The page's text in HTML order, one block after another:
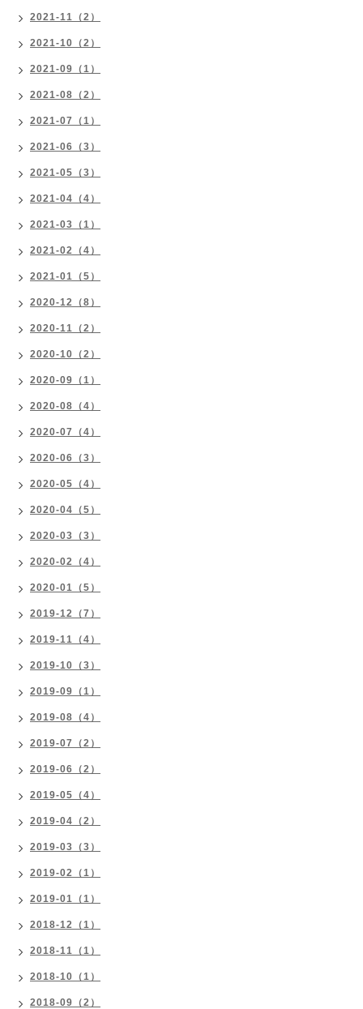
2021-11（2）
2021-10（2）
2021-09（1）
2021-08（2）
2021-07（1）
2021-06（3）
2021-05（3）
2021-04（4）
2021-03（1）
2021-02（4）
2021-01（5）
2020-12（8）
2020-11（2）
2020-10（2）
2020-09（1）
2020-08（4）
2020-07（4）
2020-06（3）
2020-05（4）
2020-04（5）
2020-03（3）
2020-02（4）
2020-01（5）
2019-12（7）
2019-11（4）
2019-10（3）
2019-09（1）
2019-08（4）
2019-07（2）
2019-06（2）
2019-05（4）
2019-04（2）
2019-03（3）
2019-02（1）
2019-01（1）
2018-12（1）
2018-11（1）
2018-10（1）
2018-09（2）